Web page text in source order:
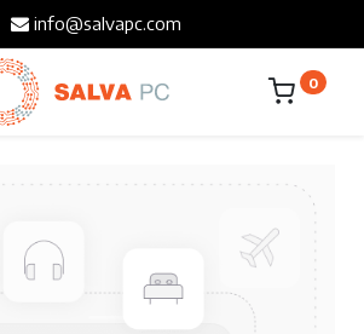
info@salvapc.com
0